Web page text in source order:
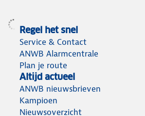
Regel het snel
Service & Contact
ANWB Alarmcentrale
Plan je route
Altijd actueel
ANWB nieuwsbrieven
Kampioen
Nieuwsoverzicht